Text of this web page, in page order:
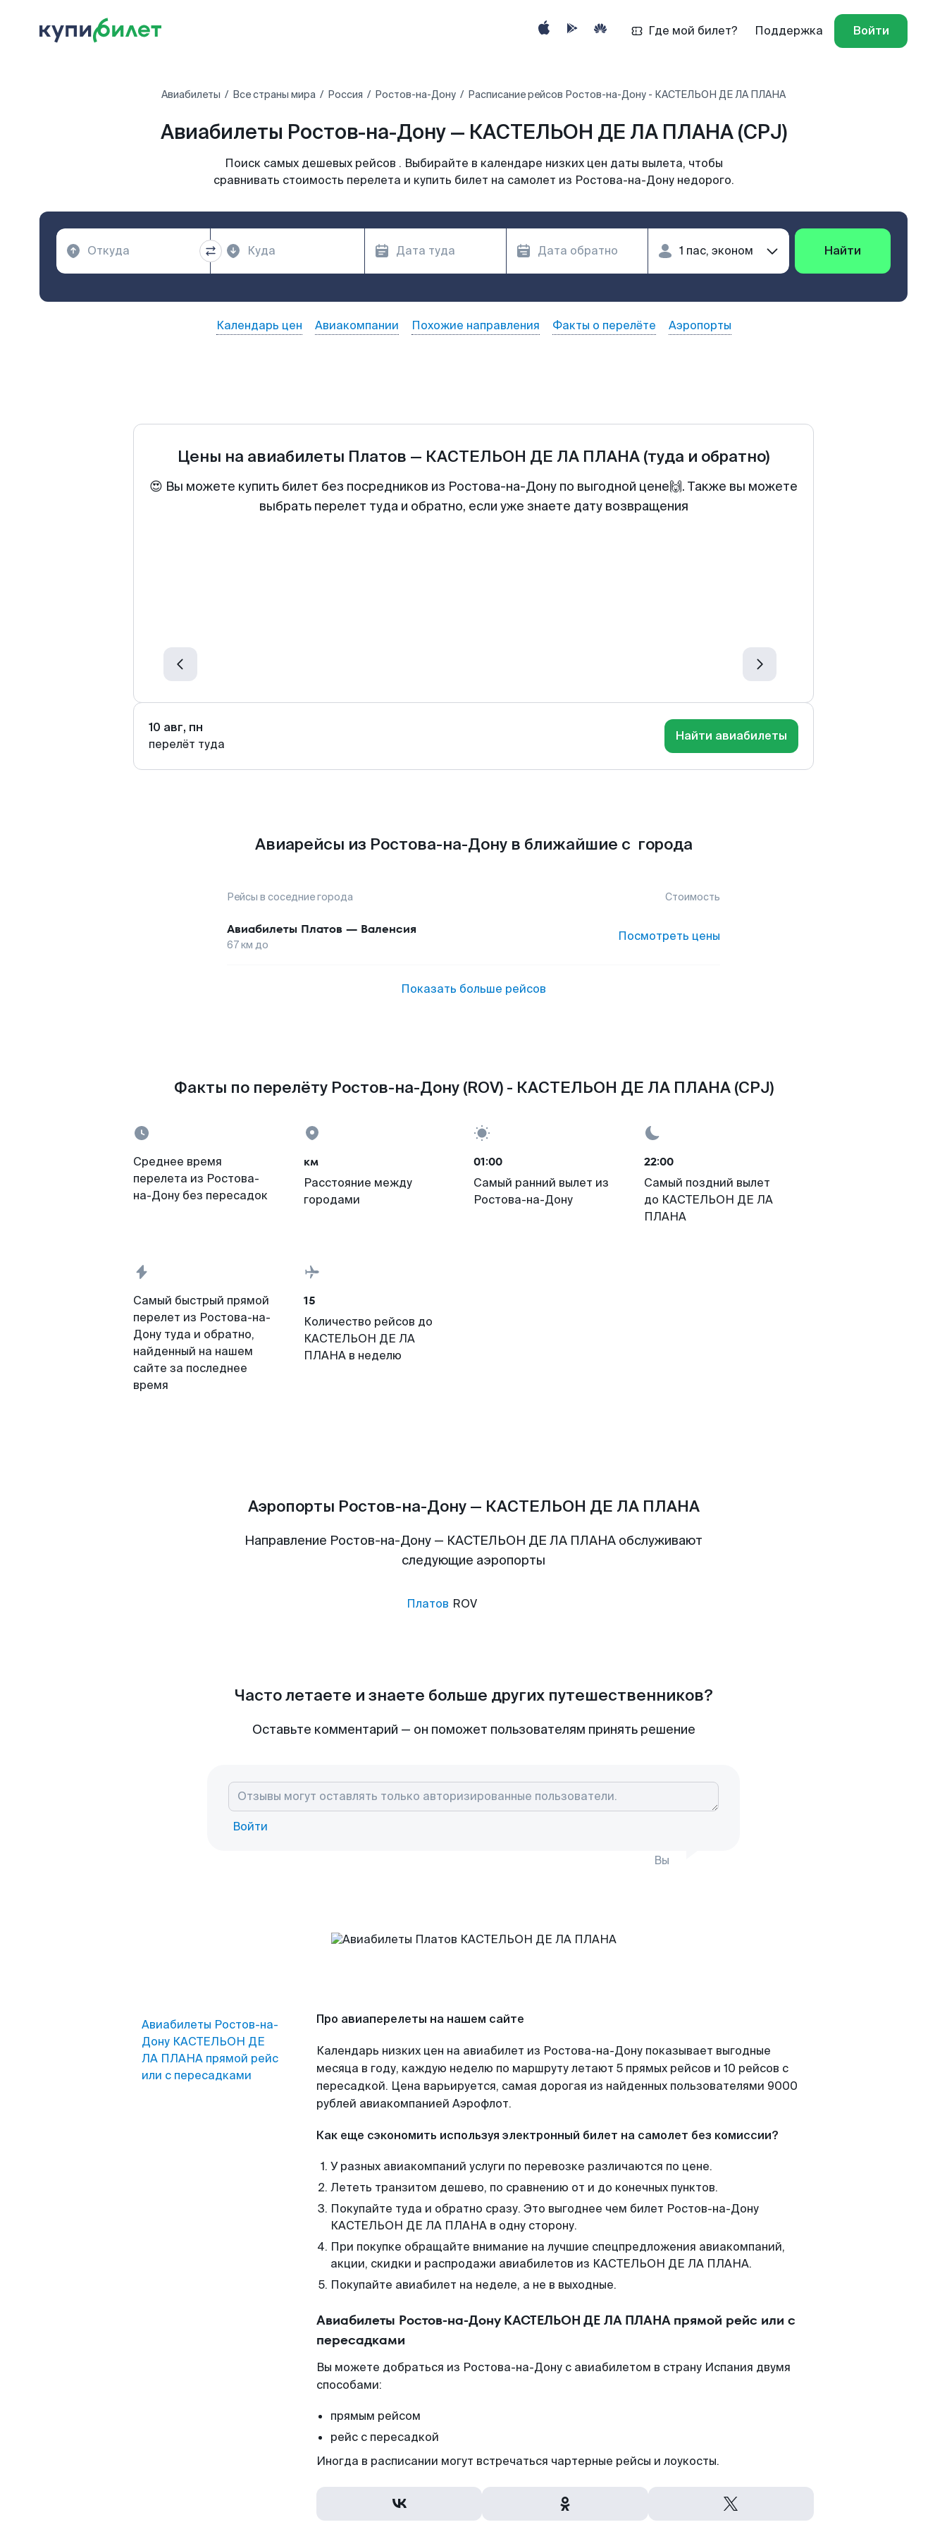
Где мой билет? Поддержка Войти
Авиабилеты Все страны мира Россия Ростов-на-Дону Расписание рейсов Ростов-на-Дону - КАСТЕЛЬОН ДЕ ЛА ПЛАНА
Авиабилеты Ростов-на-Дону — КАСТЕЛЬОН ДЕ ЛА ПЛАНА (CPJ)
Поиск самых дешевых рейсов . Выбирайте в календаре низких цен даты вылета, чтобы
сравнивать стоимость перелета и купить билет на самолет из Ростова-на-Дону недорого.
Найти
Календарь цен Авиакомпании Похожие направления Факты о перелёте Аэропорты
Цены на авиабилеты Платов — КАСТЕЛЬОН ДЕ ЛА ПЛАНА (туда и обратно)
😍 Вы можете купить билет без посредников из Ростова-на-Дону по выгодной цене🙌. Также вы можете
выбрать перелет туда и обратно, если уже знаете дату возвращения
10 авг, пн
перелёт туда
Найти авиабилеты
Авиарейсы из Ростова-на-Дону в ближайшие с города
Рейсы в соседние города Стоимость
Авиабилеты Платов — Валенсия
67км до
Посмотреть цены
Показать больше рейсов
Факты по перелёту Ростов-на-Дону (ROV) - КАСТЕЛЬОН ДЕ ЛА ПЛАНА (CPJ)
Среднее время
перелета из Ростова-
на-Дону без пересадок
км
Расстояние между
городами
01:00
Самый ранний вылет из
Ростова-на-Дону
22:00
Самый поздний вылет
до КАСТЕЛЬОН ДЕ ЛА
ПЛАНА
Самый быстрый прямой
перелет из Ростова-на-
Дону туда и обратно,
найденный на нашем
сайте за последнее
время
15
Количество рейсов до
КАСТЕЛЬОН ДЕ ЛА
ПЛАНА в неделю
Аэропорты Ростов-на-Дону — КАСТЕЛЬОН ДЕ ЛА ПЛАНА
Направление Ростов-на-Дону — КАСТЕЛЬОН ДЕ ЛА ПЛАНА обслуживают
следующие аэропорты
Платов ROV
Часто летаете и знаете больше других путешественников?
Оставьте комментарий — он поможет пользователям принять решение
Войти
Вы
Авиабилеты Ростов-на-
Дону КАСТЕЛЬОН ДЕ
ЛА ПЛАНА прямой рейс
или с пересадками
Про авиаперелеты на нашем сайте
Календарь низких цен на авиабилет из Ростова-на-Дону показывает выгодные
месяца в году, каждую неделю по маршруту летают 5 прямых рейсов и 10 рейсов с
пересадкой. Цена варьируется, самая дорогая из найденных пользователями 9000
рублей авиакомпанией Аэрофлот.
Как еще сэкономить используя электронный билет на самолет без комиссии?
У разных авиакомпаний услуги по перевозке различаются по цене.
Лететь транзитом дешево, по сравнению от и до конечных пунктов.
Покупайте туда и обратно сразу. Это выгоднее чем билет Ростов-на-Дону
КАСТЕЛЬОН ДЕ ЛА ПЛАНА в одну сторону.
При покупке обращайте внимание на лучшие спецпредложения авиакомпаний,
акции, скидки и распродажи авиабилетов из КАСТЕЛЬОН ДЕ ЛА ПЛАНА.
Покупайте авиабилет на неделе, а не в выходные.
Авиабилеты Ростов-на-Дону КАСТЕЛЬОН ДЕ ЛА ПЛАНА прямой рейс или с
пересадками
Вы можете добраться из Ростова-на-Дону с авиабилетом в страну Испания двумя
способами:
прямым рейсом
рейс с пересадкой
Иногда в расписании могут встречаться чартерные рейсы и лоукосты.